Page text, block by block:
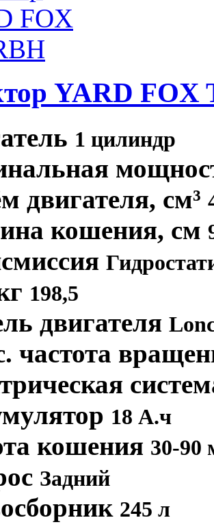
YARD FOX
1 цилиндр
двигателя, см³
кошения, см
198,5
двигателя
частота
18 А.ч
кошения 30-90
Задний
245 л